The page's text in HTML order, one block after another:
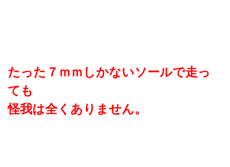
たった７ｍｍしかないソールで走っ
ても
怪我は全くありません。